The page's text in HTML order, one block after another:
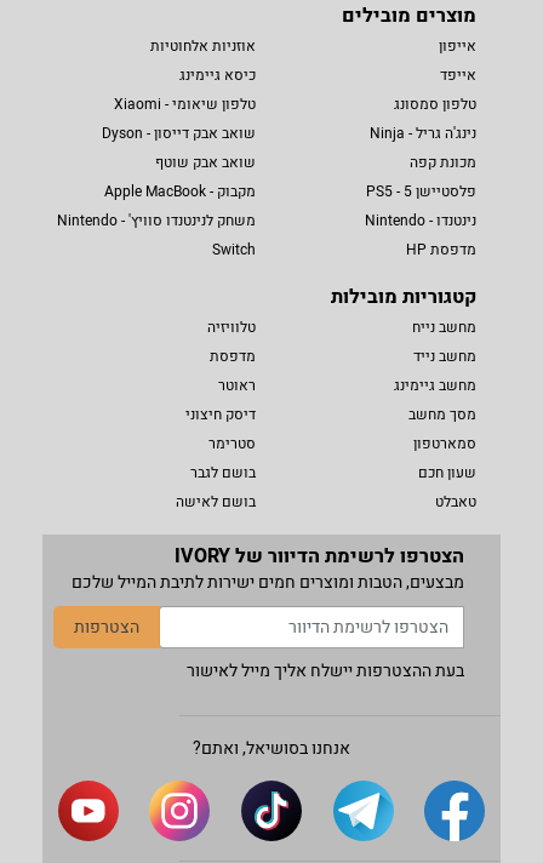
מוצרים מובילים
אייפון
אייפד
טלפון סמסונג
נינג'ה גריל - Ninja
מכונת קפה
פלסטיישן 5 - PS5
נינטנדו - Nintendo
מדפסת HP
אוזניות אלחוטיות
כיסא גיימינג
טלפון שיאומי - Xiaomi
שואב אבק דייסון - Dyson
שואב אבק שוטף
מקבוק - Apple MacBook
משחק לנינטנדו סוויץ' - Nintendo
Switch
קטגוריות מובילות
מחשב נייח
מחשב נייד
מחשב גיימינג
מסך מחשב
סמארטפון
שעון חכם
טאבלט
טלוויזיה
מדפסת
ראוטר
דיסק חיצוני
סטרימר
בושם לגבר
בושם לאישה
הצטרפו לרשימת הדיוור של IVORY
מבצעים, הטבות ומוצרים חמים ישירות לתיבת המייל שלכם
הצטרפות
בעת ההצטרפות יישלח אליך מייל לאישור
אנחנו בסושיאל, ואתם?